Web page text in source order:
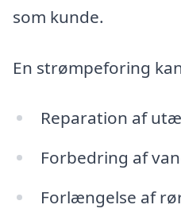
som kunde.
En strømpeforing
Reparation af
Forbedring af
Forlængelse af